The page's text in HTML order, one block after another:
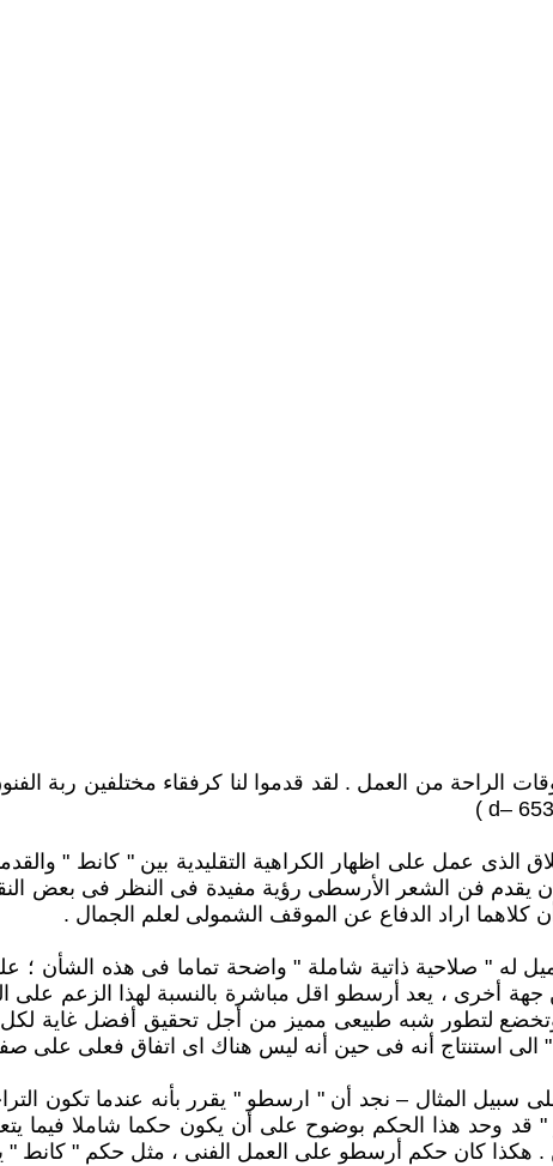
الراحة من العمل . لقد قدموا لنا كرفقاء مختلفين ربة
الذى عمل على اظهار الكراهية التقليدية بين " كانط "
يقدم فن الشعر الأرسطى رؤية مفيدة فى النظر فى بعض
كلاهما اراد الدفاع عن الموقف الشمولى لعلم الجمال .
له " صلاحية ذاتية شاملة " واضحة تماما فى هذه الشأن ؛
الى استنتاج أنه فى حين أنه ليس هناك اى اتفاق فعلى على
فن الشعر ( 13 & 14 ) – على سبيل المثال – نجد أن " ارسطو " يقرر بأنه
وحد هذا الحكم بوضوح على أن يكون حكما شاملا فيما
. هكذا كان حكم أرسطو على العمل الفنى ، مثل حكم " كانط "